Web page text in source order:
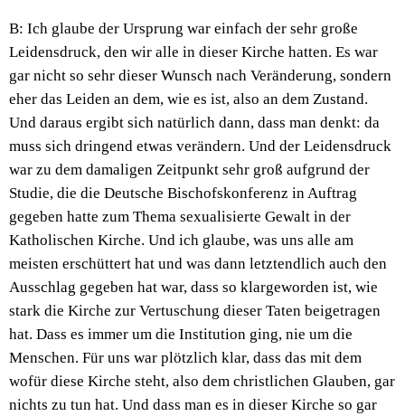
B: Ich glaube der Ursprung war einfach der sehr große
Leidensdruck, den wir alle in dieser Kirche hatten. Es war
gar nicht so sehr dieser Wunsch nach Veränderung, sondern
eher das Leiden an dem, wie es ist, also an dem Zustand.
Und daraus ergibt sich natürlich dann, dass man denkt: da
muss sich dringend etwas verändern. Und der Leidensdruck
war zu dem damaligen Zeitpunkt sehr groß aufgrund der
Studie, die die Deutsche Bischofskonferenz in Auftrag
gegeben hatte zum Thema sexualisierte Gewalt in der
Katholischen Kirche. Und ich glaube, was uns alle am
meisten erschüttert hat und was dann letztendlich auch den
Ausschlag gegeben hat war, dass so klargeworden ist, wie
stark die Kirche zur Vertuschung dieser Taten beigetragen
hat. Dass es immer um die Institution ging, nie um die
Menschen. Für uns war plötzlich klar, dass das mit dem
wofür diese Kirche steht, also dem christlichen Glauben, gar
nichts zu tun hat. Und dass man es in dieser Kirche so gar